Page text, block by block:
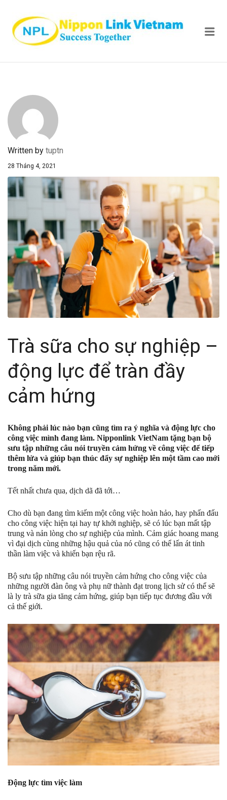
Written by tuptn
28 Tháng 4, 2021
Trà sữa cho sự nghiệp –
động lực để tràn đầy
cảm hứng
Không phải lúc nào bạn cũng tìm ra ý nghĩa và động lực cho
công việc mình đang làm. Nipponlink VietNam tặng bạn bộ
sưu tập những câu nói truyền cảm hứng về công việc để tiếp
thêm lửa và giúp bạn thúc đẩy sự nghiệp lên một tầm cao mới
trong năm mới.
Tết nhất chưa qua, dịch dã đã tới…
Cho dù bạn đang tìm kiếm một công việc hoàn hảo, hay phấn đấu
cho công việc hiện tại hay tự khởi nghiệp, sẽ có lúc bạn mất tập
trung và nản lòng cho sự nghiệp của mình. Cảm giác hoang mang
vì đại dịch cùng những hậu quả của nó cũng có thể lấn át tinh
thần làm việc và khiến bạn rệu rã.
Bộ sưu tập những câu nói truyền cảm hứng cho công việc của
những người đàn ông và phụ nữ thành đạt trong lịch sử có thể sẽ
là ly trà sữa gia tăng cảm hứng, giúp bạn tiếp tục đương đầu với
cả thế giới.
Động lực tìm việc làm